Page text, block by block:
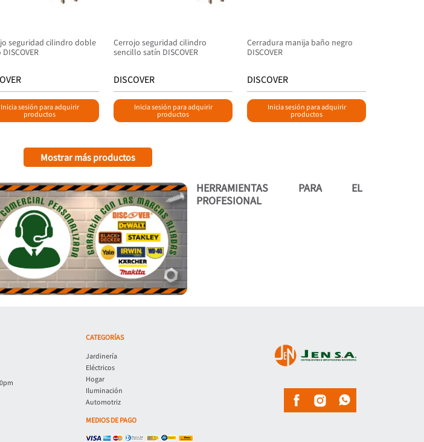
seguridad cilindro doble
Inicia sesión para adquirir
productos
Cerrojo seguridad cilindro
sencillo satín DISCOVER
DISCOVER
Inicia sesión para adquirir
productos
Cerradura manija baño negro
DISCOVER
DISCOVER
Inicia sesión para adquirir
productos
HERRAMIENTAS PARA EL
PROFESIONAL
CATEGORÍAS
Jardinería
Eléctricos
Hogar
Iluminación
Automotriz
MEDIOS DE PAGO